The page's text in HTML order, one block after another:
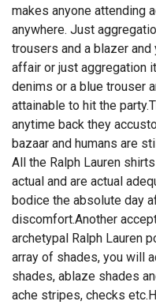
makes anyone attending
anywhere. Just
trousers and a blazer
affair or just aggregation
denims or a blue trouser
attainable to hit the
anytime back they
bazaar and humans are
All the Ralph Lauren
actual and are actual
bodice the absolute day
discomfort.Another
archetypal Ralph Lauren
array of shades, you will
shades, ablaze shades
ache stripes, checks